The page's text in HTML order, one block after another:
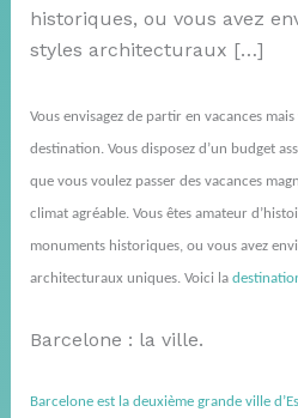
historiques, ou vous avez
styles architecturaux […]
Vous envisagez de partir en vacances
destination. Vous disposez d’un budget
que vous voulez passer des vacances
climat agréable. Vous êtes amateur
monuments historiques, ou vous avez
architecturaux uniques. Voici la
Barcelone : la ville.
Barcelone est la deuxième grande ville